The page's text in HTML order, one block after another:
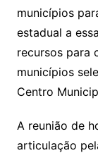
municípios
estadual a
recursos para
municípios
Centro
A reunião de
articulação